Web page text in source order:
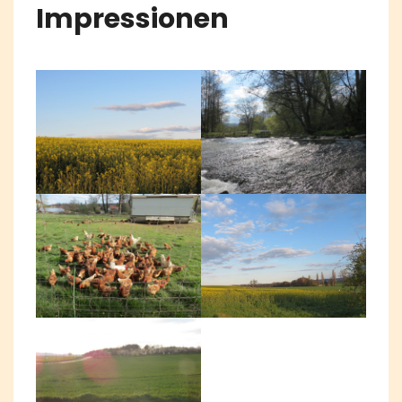
Impressionen